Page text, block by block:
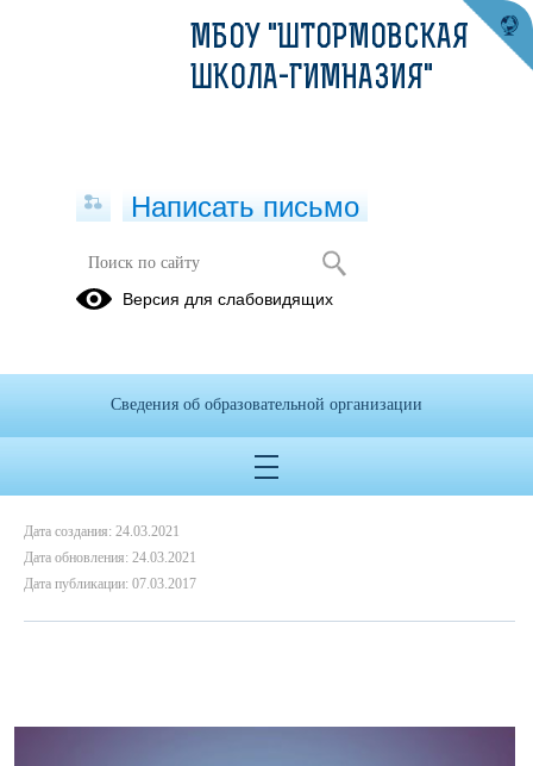
Концерт к Международному
женскому дню
Дата создания: 24.03.2021
Дата обновления: 24.03.2021
Дата публикации: 07.03.2017
МБОУ "ШТОРМОВСКАЯ
ШКОЛА-ГИМНАЗИЯ"
Написать письмо
Версия для слабовидящих
Сведения об образовательной организации